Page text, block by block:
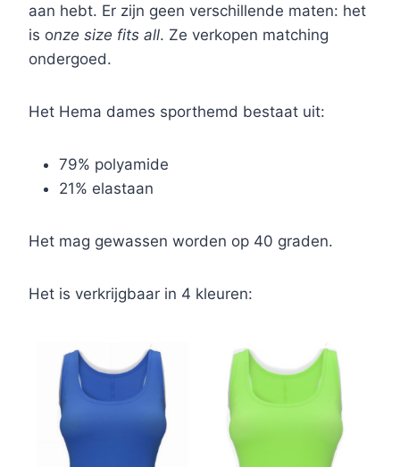
aan hebt. Er zijn geen verschillende maten: het
is onze size fits all. Ze verkopen matching
ondergoed.
Het Hema dames sporthemd bestaat uit:
79% polyamide
21% elastaan
Het mag gewassen worden op 40 graden.
Het is verkrijgbaar in 4 kleuren: